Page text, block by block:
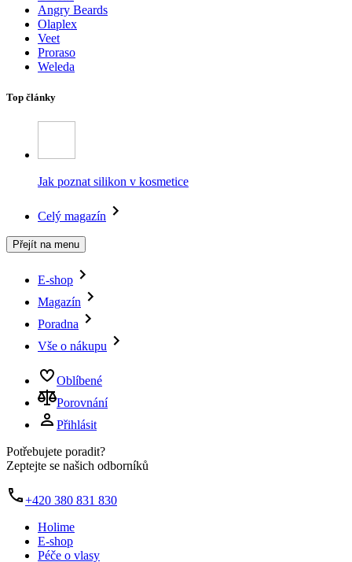
Angry Beards
Olaplex
Veet
Proraso
Weleda
Top články
Jak poznat silikon v kosmetice
Celý magazín
Přejít na menu
E-shop
Magazín
Poradna
Vše o nákupu
Oblíbené
Porovnání
Přihlásit
Potřebujete poradit?
Zeptejte se našich odborníků
+420 380 831 830
Holime
E-shop
Péče o vlasy